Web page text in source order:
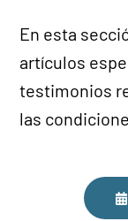
En esta
artículos
testimonios
las